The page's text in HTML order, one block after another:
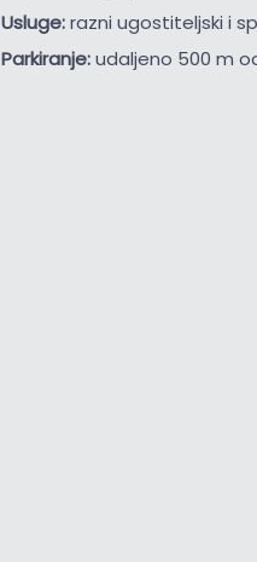
Usluge:razni ugostiteljski i
Parkiranje:udaljeno 500 m